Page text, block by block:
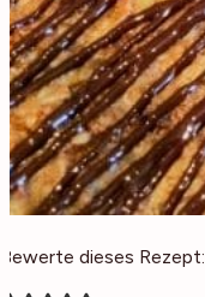
Bewerte dieses Rezept: